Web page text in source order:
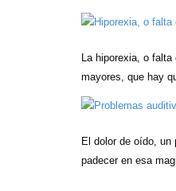
La hiporexia, o
mayores, que hay
El dolor de oído,
padecer en esa